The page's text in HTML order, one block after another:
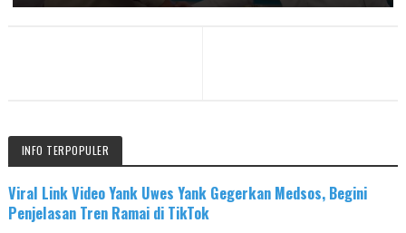
INFO TERPOPULER
Viral Link Video Yank Uwes Yank Gegerkan Medsos, Begini
Penjelasan Tren Ramai di TikTok